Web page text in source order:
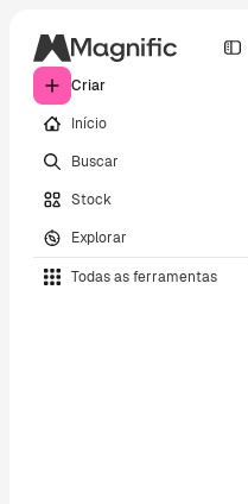
Criar
Início
Buscar
Stock
Explorar
Todas as ferramentas